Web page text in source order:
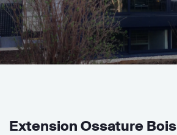
Extension Ossature Bois